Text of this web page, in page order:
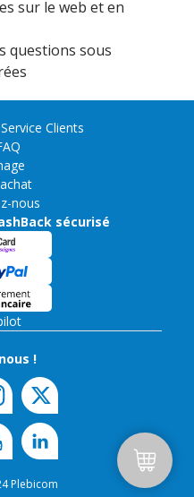
sur le web et en
questions sous
Clients
nous
sécurisé
!
Plebicom